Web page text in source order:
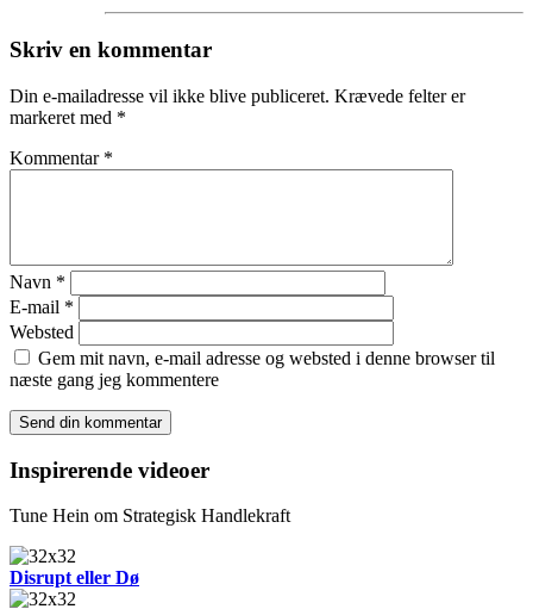
Skriv en kommentar
Din e-mailadresse vil ikke blive publiceret. Krævede felter er
markeret med *
Kommentar *
Navn *
E-mail *
Websted
Gem mit navn, e-mail adresse og websted i denne browser til
næste gang jeg kommentere
Inspirerende videoer
Tune Hein om Strategisk Handlekraft
Disrupt eller Dø